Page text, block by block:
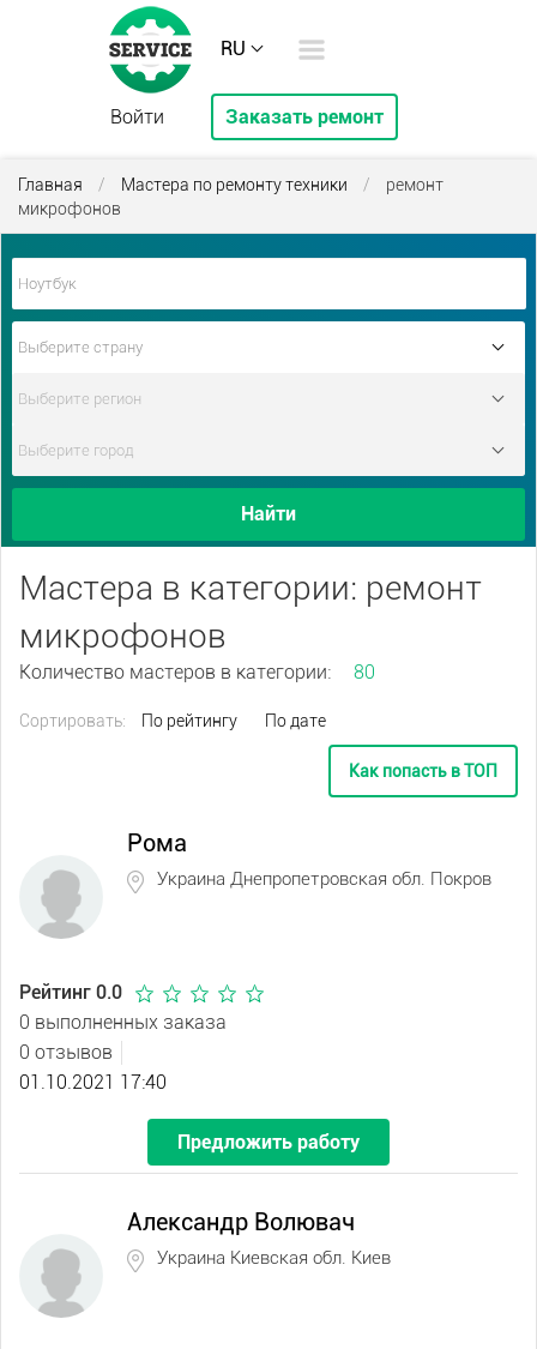
RU
Войти Заказать ремонт
Главная / Мастера по ремонту техники /
ремонт
микрофонов
Найти
Мастера в категории: ремонт
микрофонов
Количество мастеров в категории: 80
Сортировать: По рейтингу По дате
Как попасть в ТОП
Рома
Украина Днепропетровская обл. Покров
Рейтинг 0.0
0 выполненных заказа
0 отзывов
01.10.2021 17:40
Предложить работу
Александр Волювач
Украина Киевская обл. Киев